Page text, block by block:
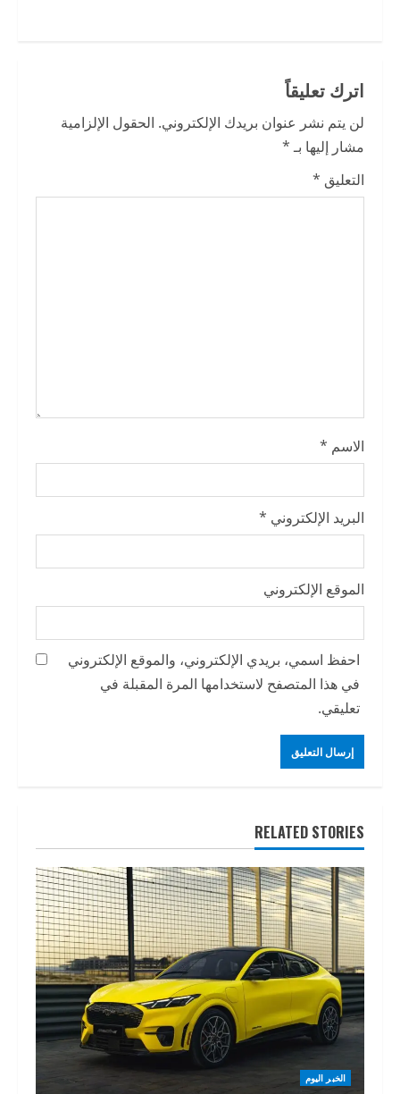
e
R
e
a
اترك تعليقاً
لن يتم نشر عنوان بريدك الإلكتروني. الحقول الإلزامية
مشار إليها بـ*
التعليق *
الاسم *
البريد الإلكتروني *
الموقع الإلكتروني
احفظ اسمي، بريدي الإلكتروني، والموقع الإلكتروني
في هذا المتصفح لاستخدامها المرة المقبلة في
تعليقي.
RELATED STORIES
الخبر اليوم